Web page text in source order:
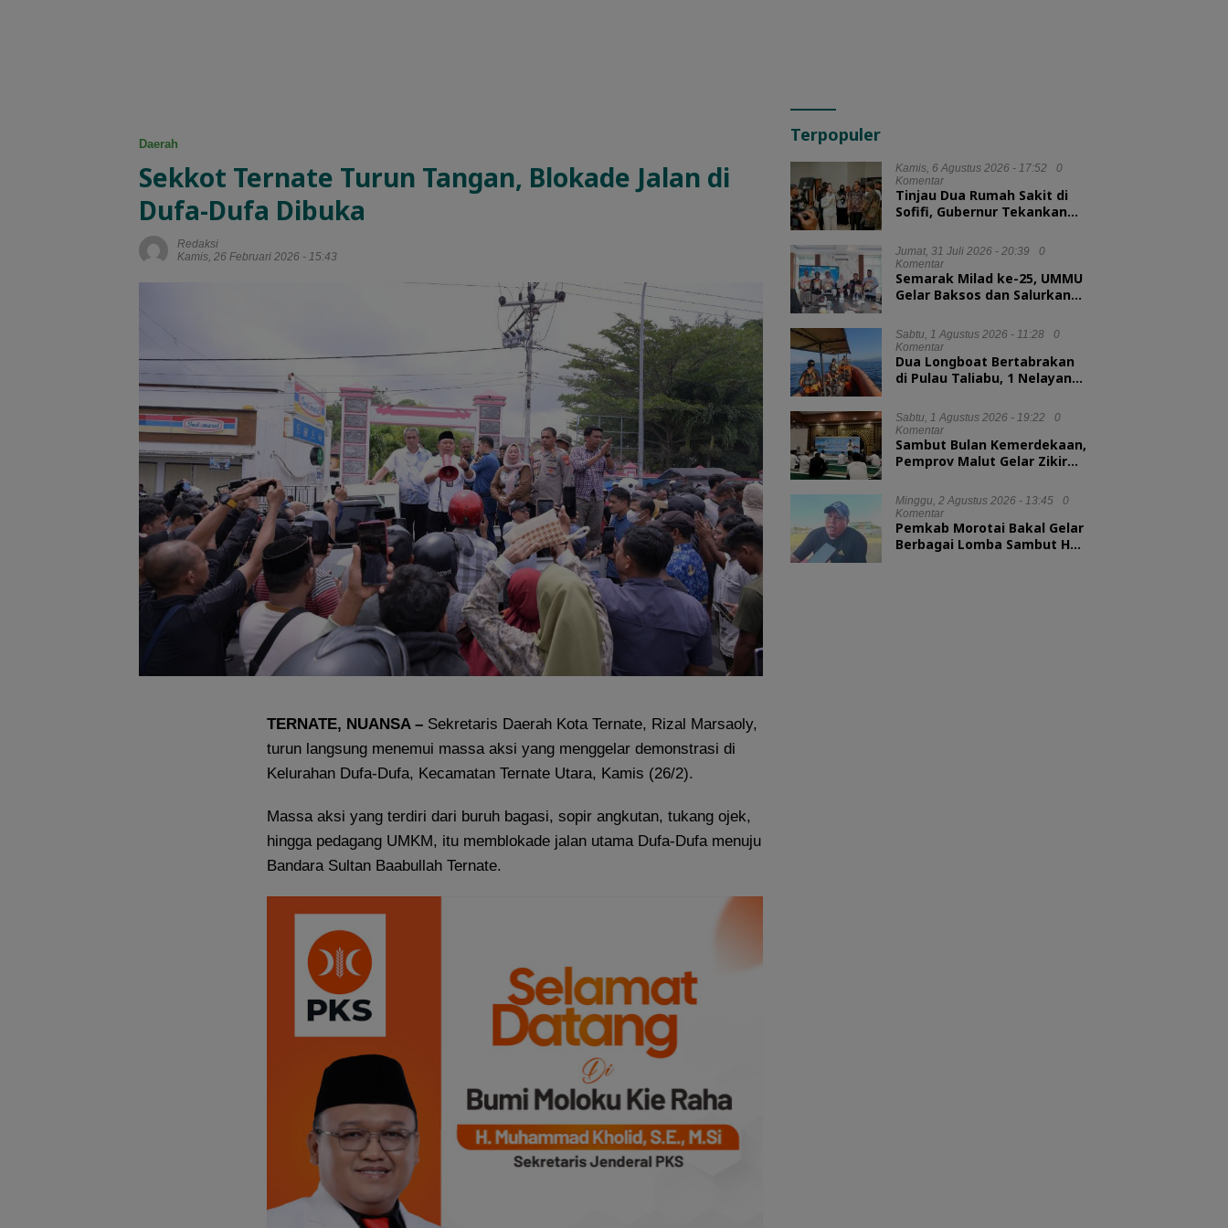
Daerah
Sekkot Ternate Turun Tangan, Blokade Jalan di
Dufa-Dufa Dibuka
Redaksi
Kamis, 26 Februari 2026 - 15:43
TERNATE, NUANSA – Sekretaris Daerah Kota Ternate, Rizal Marsaoly,
turun langsung menemui massa aksi yang menggelar demonstrasi di
Kelurahan Dufa-Dufa, Kecamatan Ternate Utara, Kamis (26/2).
Massa aksi yang terdiri dari buruh bagasi, sopir angkutan, tukang ojek,
hingga pedagang UMKM, itu memblokade jalan utama Dufa-Dufa menuju
Bandara Sultan Baabullah Ternate.
Terpopuler
Kamis, 6 Agustus 2026 - 17:52
0
Komentar
Tinjau Dua Rumah Sakit di
Sofifi, Gubernur Tekankan
Kesehatan
Jumat, 31 Juli 2026 - 20:39
0
Komentar
Semarak Milad ke-25, UMMU
Gelar Baksos dan Salurkan
Mahasiswa Kurang Mampu
Sabtu, 1 Agustus 2026 - 11:28
0
Komentar
Dua Longboat Bertabrakan
di Pulau Taliabu, 1 Nelayan
Sabtu, 1 Agustus 2026 - 19:22
0
Komentar
Sambut Bulan Kemerdekaan,
Pemprov Malut Gelar Zikir
Minggu, 2 Agustus 2026 - 13:45
0
Komentar
Pemkab Morotai Bakal Gelar
Berbagai Lomba Sambut HUT